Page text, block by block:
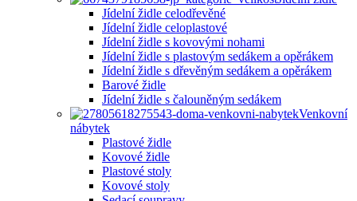
Jídelní židle celodřevěné
Jídelní židle celoplastové
Jídelní židle s kovovými nohami
Jídelní židle s plastovým sedákem a opěrákem
Jídelní židle s dřevěným sedákem a opěrákem
Barové židle
Jídelní židle s čalouněným sedákem
Venkovní
nábytek
Plastové židle
Kovové židle
Plastové stoly
Kovové stoly